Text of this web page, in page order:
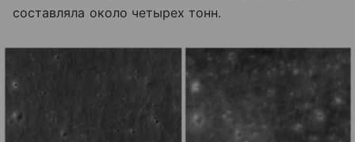
составляла около четырех тонн.